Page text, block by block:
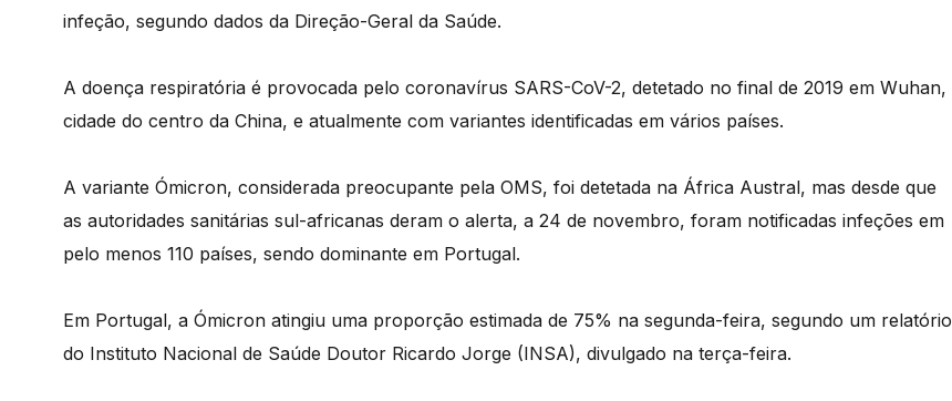
infeção, segundo dados da Direção-Geral da Saúde.
A doença respiratória é provocada pelo coronavírus SARS-CoV-2, detetado no final de 2019 em Wuhan,
cidade do centro da China, e atualmente com variantes identificadas em vários países.
A variante Ómicron, considerada preocupante pela OMS, foi detetada na África Austral, mas desde que
as autoridades sanitárias sul-africanas deram o alerta, a 24 de novembro, foram notificadas infeções em
pelo menos 110 países, sendo dominante em Portugal.
Em Portugal, a Ómicron atingiu uma proporção estimada de 75% na segunda-feira, segundo um relatório
do Instituto Nacional de Saúde Doutor Ricardo Jorge (INSA), divulgado na terça-feira.